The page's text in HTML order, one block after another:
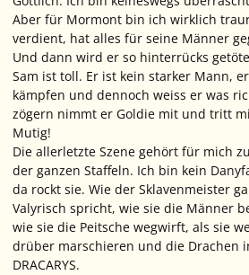
Aber für Mormont bin ich wirklich
verdient, hat alles für seine Männer
Und dann wird er so hinterrücks
Sam ist toll. Er ist kein starker Mann,
kämpfen und dennoch weiss er was
zögern nimmt er Goldie mit und tritt
Mutig!
Die allerletzte Szene gehört für mich
der ganzen Staffeln. Ich bin kein
da rockt sie. Wie der Sklavenmeister
Valyrisch spricht, wie sie die Männer
wie sie die Peitsche wegwirft, als sie
drüber marschieren und die Drachen
DRACARYS.